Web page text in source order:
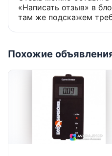
«Написать отзыв» в
там же подскажем
Похожие